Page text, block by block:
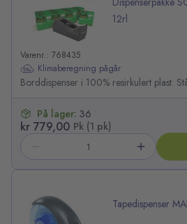
12rl
Varenr.: 768435
Klimaberegning pågår
Borddispenser i 100% resirkulert plast.
kr 779,00 Pk (1 pk)
På lager: 36
Tapedispenser